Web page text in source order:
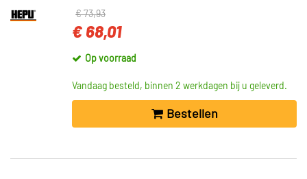
€ 73,93
€ 68,01
Op voorraad
Vandaag besteld, binnen 2 werkdagen bij u geleverd.
Bestellen